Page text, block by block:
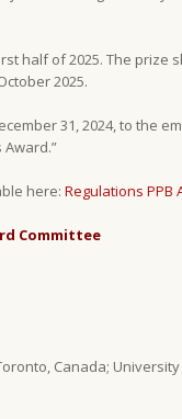
half of 2025. The prize
2025.
31, 2024, to the
here: Regulations PPB
Committee
Canada;